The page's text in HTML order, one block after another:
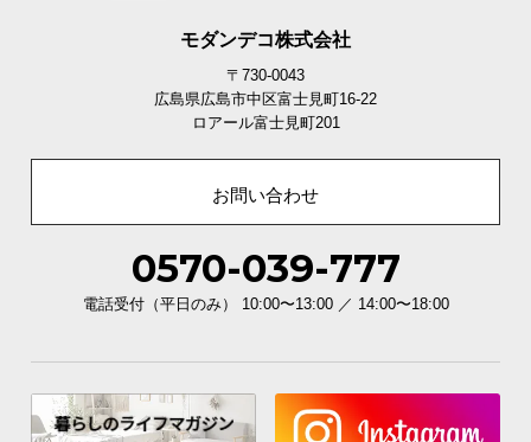
モダンデコ株式会社
〒730-0043
広島県広島市中区富士見町16-22
ロアール富士見町201
お問い合わせ
0570-039-777
電話受付（平日のみ） 10:00〜13:00 ／ 14:00〜18:00